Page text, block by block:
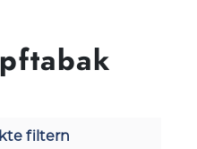
filtern